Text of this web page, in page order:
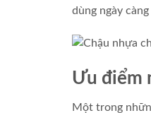
dùng ngày
Ưu điểm
Một trong